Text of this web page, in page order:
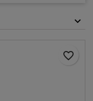
favorite_border